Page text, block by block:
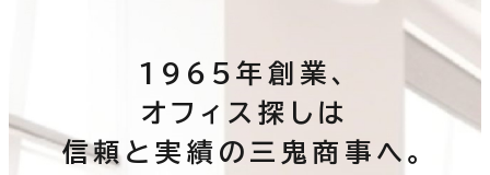
1965年創業、
オフィス探しは
信頼と実績の三鬼商事へ。